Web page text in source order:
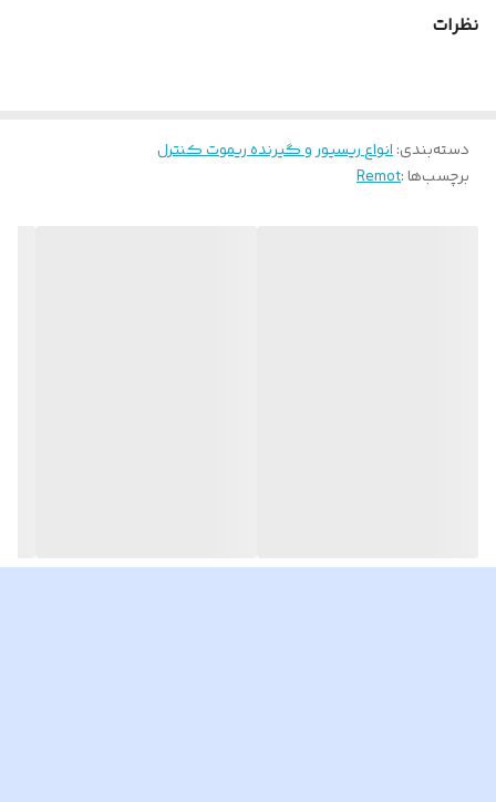
جنس بدنه پلاستیک فشرده
نظرات
دسته‌بندی:انواع ریسیور و گیرنده ریموت کنترل
برچسب‌ها :Remot